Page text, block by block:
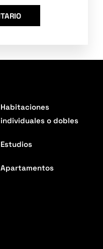
Habitaciones
individuales o dobles
Estudios
Apartamentos